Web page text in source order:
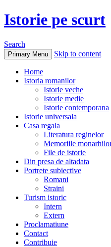
Istorie pe scurt
Search
Primary Menu Skip to content
Home
Istoria romanilor
Istorie veche
Istorie medie
Istorie contemporana
Istorie universala
Casa regala
Literatura reginelor
Memoriile
File de istorie
Din presa de altadata
Portrete subiective
Romani
Straini
Turism istoric
Intern
Extern
Proclamatiune
Contact
Contribuie